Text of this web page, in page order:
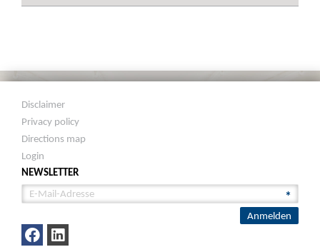
Disclaimer
Privacy policy
Directions map
Login
NEWSLETTER